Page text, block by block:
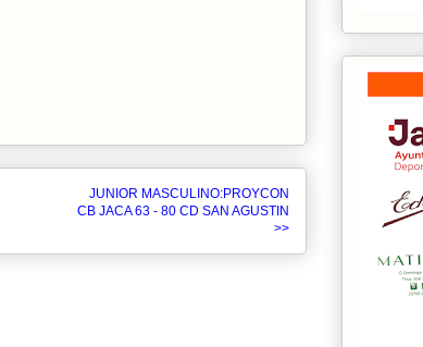
JUNIOR MASCULINO:PROYCON
CB JACA 63 - 80 CD SAN AGUSTIN
>>